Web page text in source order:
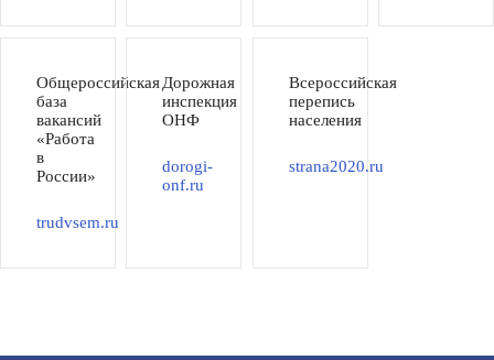
Общероссийская
база
вакансий
«Работа
в
России»
trudvsem.ru
Дорожная
инспекция
ОНФ
dorogi-
onf.ru
Всероссийская
перепись
населения
strana2020.ru